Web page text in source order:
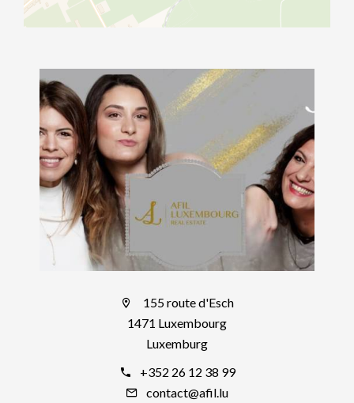
155 route d'Esch
1471 Luxembourg
Luxemburg
+352 26 12 38 99
contact@afil.lu